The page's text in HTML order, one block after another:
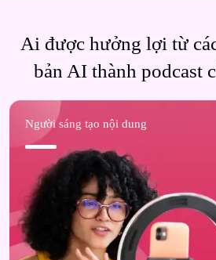
Ai được hưởng lợi từ
bản AI thành podcast
Người sáng tạo nội dung